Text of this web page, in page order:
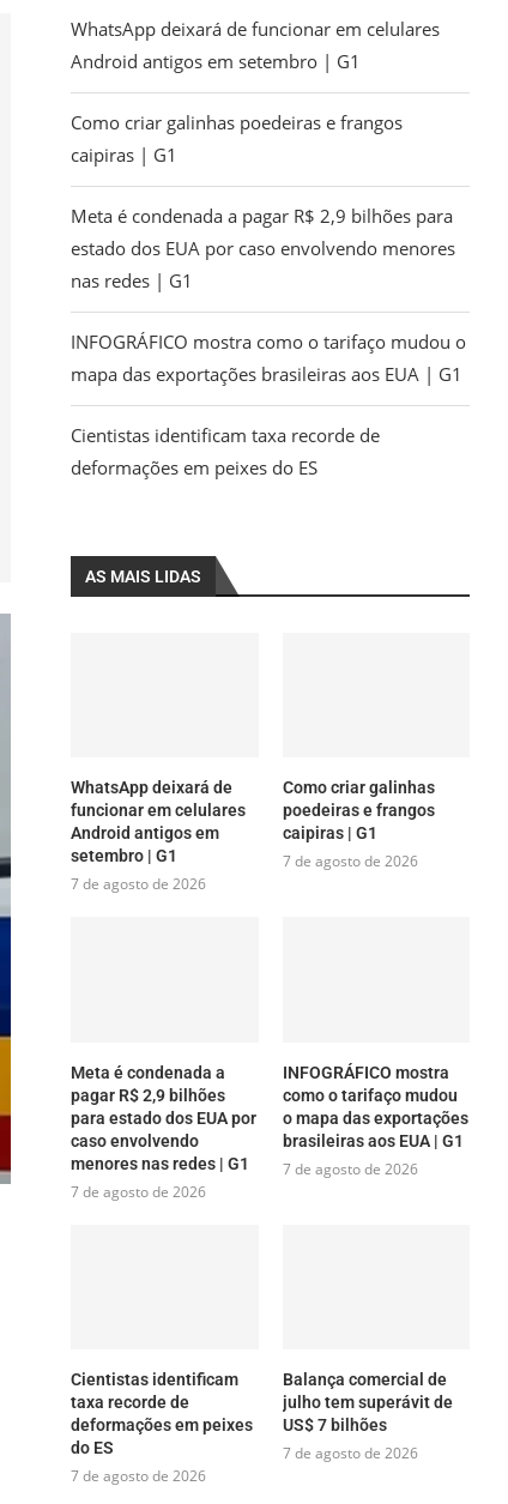
WhatsApp deixará de funcionar em celulares
Android antigos em setembro | G1
Como criar galinhas poedeiras e frangos
caipiras | G1
Meta é condenada a pagar R$ 2,9 bilhões para
estado dos EUA por caso envolvendo menores
nas redes | G1
INFOGRÁFICO mostra como o tarifaço mudou o
mapa das exportações brasileiras aos EUA | G1
Cientistas identificam taxa recorde de
deformações em peixes do ES
AS MAIS LIDAS
WhatsApp deixará de
funcionar em celulares
Android antigos em
setembro | G1
7 de agosto de 2026
Como criar galinhas
poedeiras e frangos
caipiras | G1
7 de agosto de 2026
Meta é condenada a
pagar R$ 2,9 bilhões
para estado dos EUA por
caso envolvendo
menores nas redes | G1
7 de agosto de 2026
INFOGRÁFICO mostra
como o tarifaço mudou
o mapa das exportações
brasileiras aos EUA | G1
7 de agosto de 2026
Cientistas identificam
taxa recorde de
deformações em peixes
do ES
7 de agosto de 2026
Balança comercial de
julho tem superávit de
US$ 7 bilhões
7 de agosto de 2026